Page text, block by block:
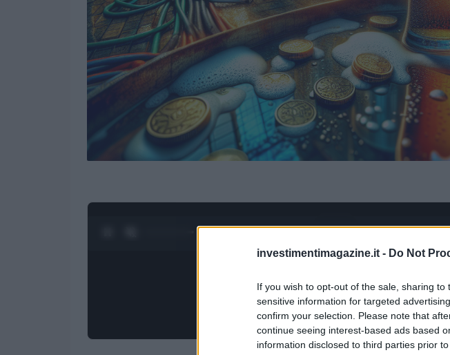
investimentimagazine.it - Do Not
If you wish to opt-out of the sale, sharing
sensitive information for targeted
confirm your selection. Please note that
continue seeing interest-based ads based
information disclosed to third parties prior